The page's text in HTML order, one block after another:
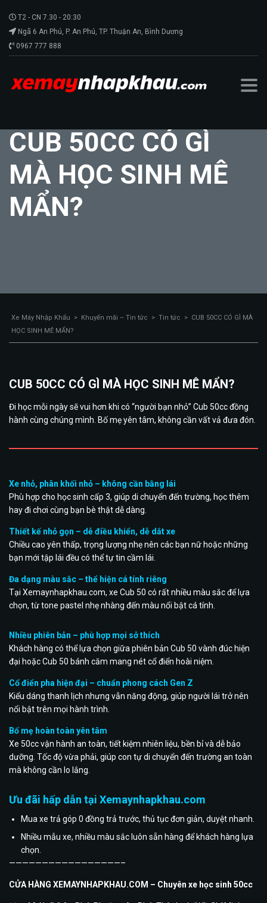
T2 - CN 7.30 - 20:30
Ngã 6 An Phú, P. An Phú, TP. Thuận An, Bình Dương
0967 777 888
CUB 50CC CÓ GÌ
MÀ HỌC SINH MÊ
MẨN?
Xe Máy Nhập Khẩu > Khuyến mãi – Tin tức > Tin tức > CUB 50CC CÓ GÌ MÀ
HỌC SINH MÊ MẨN?
CUB 50CC CÓ GÌ MÀ HỌC SINH MÊ MẨN?
Đi học mỗi ngày sẽ vui hơn khi có “người bạn nhỏ” Cub 50cc đồng
hành cùng chúng mình. Bố mẹ yên tâm, không cần vất vả đưa đón.
Xe nhỏ, phân khối nhỏ – không cần bằng lái
Phù hợp cho học sinh cấp 3, giúp di chuyển đến trường, học thêm
hay đi chơi cùng bạn bè thật dễ dàng.
Thiết kế nhỏ gọn – dễ điều khiển, dễ dắt xe
Chiều cao yên thấp, trọng lượng nhẹ nên các bạn nữ hoặc những
bạn mới tập lái đều có thể tự tin cầm lái.
Đa dạng màu sắc – thể hiện cá tính riêng
Tại Xemaynhapkhau.com, xe Cub 50 có rất nhiều màu sắc để lựa
chọn, từ tone pastel nhẹ nhàng đến màu nổi bật cá tính.
Nhiều phiên bản – phù hợp mọi sở thích
Khách hàng có thể lựa chọn giữa phiên bản Cub 50 vành đúc hiện
đại hoặc Cub 50 bánh căm mang nét cổ điển hoài niệm.
Cổ điển pha hiện đại – chuẩn phong cách Gen Z
Kiểu dáng thanh lịch nhưng vẫn năng động, giúp người lái trở nên
nổi bật trên mọi hành trình.
Bố mẹ hoàn toàn yên tâm
Xe 50cc vận hành an toàn, tiết kiệm nhiên liệu, bền bỉ và dễ bảo
dưỡng. Tốc độ vừa phải, giúp con tự di chuyển đến trường an toàn
mà không cần lo lắng.
Ưu đãi hấp dẫn tại Xemaynhapkhau.com
Mua xe trả góp 0 đồng trả trước, thủ tục đơn giản, duyệt nhanh.
Nhiều mẫu xe, nhiều màu sắc luôn sẵn hàng để khách hàng lựa
chọn.
—————————————————–
CỬA HÀNG XEMAYNHAPKHAU.COM – Chuyên xe học sinh 50cc